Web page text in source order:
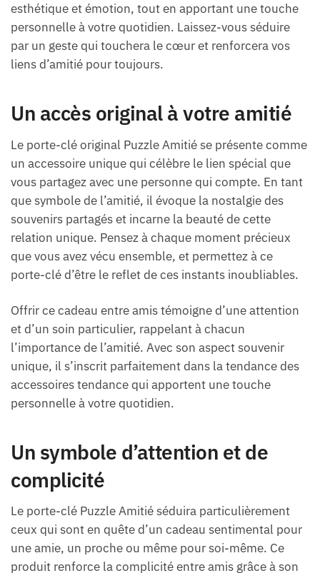
esthétique et émotion, tout en apportant une touche
personnelle à votre quotidien. Laissez-vous séduire
par un geste qui touchera le cœur et renforcera vos
liens d’amitié pour toujours.
Un accès original à votre amitié
Le porte-clé original Puzzle Amitié se présente comme
un accessoire unique qui célèbre le lien spécial que
vous partagez avec une personne qui compte. En tant
que symbole de l’amitié, il évoque la nostalgie des
souvenirs partagés et incarne la beauté de cette
relation unique. Pensez à chaque moment précieux
que vous avez vécu ensemble, et permettez à ce
porte-clé d’être le reflet de ces instants inoubliables.
Offrir ce cadeau entre amis témoigne d’une attention
et d’un soin particulier, rappelant à chacun
l’importance de l’amitié. Avec son aspect souvenir
unique, il s’inscrit parfaitement dans la tendance des
accessoires tendance qui apportent une touche
personnelle à votre quotidien.
Un symbole d’attention et de
complicité
Le porte-clé Puzzle Amitié séduira particulièrement
ceux qui sont en quête d’un cadeau sentimental pour
une amie, un proche ou même pour soi-même. Ce
produit renforce la complicité entre amis grâce à son